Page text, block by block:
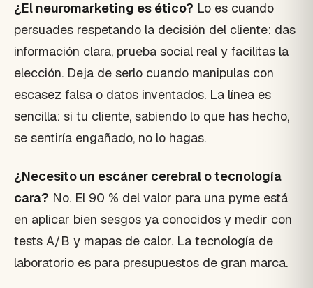
¿El neuromarketing es ético? Lo es cuando
persuades respetando la decisión del cliente: das
información clara, prueba social real y facilitas la
elección. Deja de serlo cuando manipulas con
escasez falsa o datos inventados. La línea es
sencilla: si tu cliente, sabiendo lo que has hecho,
se sentiría engañado, no lo hagas.
¿Necesito un escáner cerebral o tecnología
cara? No. El 90 % del valor para una pyme está
en aplicar bien sesgos ya conocidos y medir con
tests A/B y mapas de calor. La tecnología de
laboratorio es para presupuestos de gran marca.